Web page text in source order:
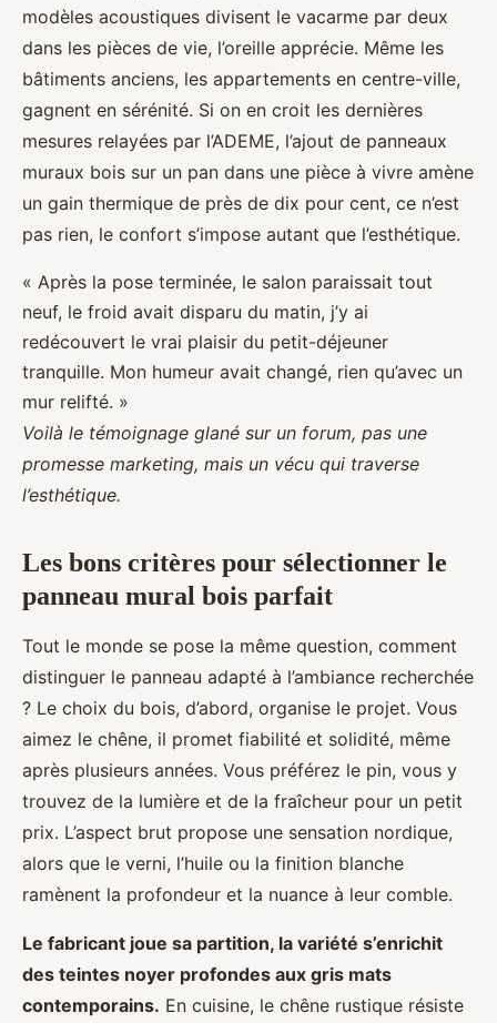
modèles acoustiques divisent le vacarme par deux
dans les pièces de vie, l’oreille apprécie. Même les
bâtiments anciens, les appartements en centre-ville,
gagnent en sérénité. Si on en croit les dernières
mesures relayées par l’ADEME, l’ajout de panneaux
muraux bois sur un pan dans une pièce à vivre amène
un gain thermique de près de dix pour cent, ce n’est
pas rien, le confort s’impose autant que l’esthétique.
« Après la pose terminée, le salon paraissait tout
neuf, le froid avait disparu du matin, j’y ai
redécouvert le vrai plaisir du petit-déjeuner
tranquille. Mon humeur avait changé, rien qu’avec un
mur relifté. »
Voilà le témoignage glané sur un forum, pas une
promesse marketing, mais un vécu qui traverse
l’esthétique.
Les bons critères pour sélectionner le
panneau mural bois parfait
Tout le monde se pose la même question, comment
distinguer le panneau adapté à l’ambiance recherchée
? Le choix du bois, d’abord, organise le projet. Vous
aimez le chêne, il promet fiabilité et solidité, même
après plusieurs années. Vous préférez le pin, vous y
trouvez de la lumière et de la fraîcheur pour un petit
prix. L’aspect brut propose une sensation nordique,
alors que le verni, l’huile ou la finition blanche
ramènent la profondeur et la nuance à leur comble.
Le fabricant joue sa partition, la variété s’enrichit
des teintes noyer profondes aux gris mats
contemporains. En cuisine, le chêne rustique résiste